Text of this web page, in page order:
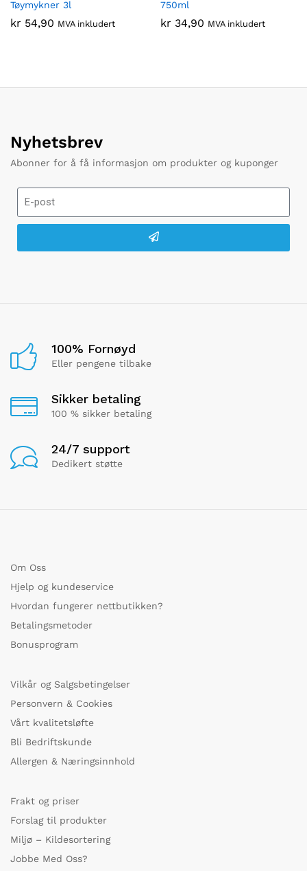
Tøymykner 3l
kr 54,90 MVA inkludert
750ml
kr 34,90 MVA inkludert
Nyhetsbrev
Abonner for å få informasjon om produkter og kuponger
100% Fornøyd
Eller pengene tilbake
Sikker betaling
100 % sikker betaling
24/7 support
Dedikert støtte
Om Oss
Hjelp og kundeservice
Hvordan fungerer nettbutikken?
Betalingsmetoder
Bonusprogram
Vilkår og Salgsbetingelser
Personvern & Cookies
Vårt kvalitetsløfte
Bli Bedriftskunde
Allergen & Næringsinnhold
Frakt og priser
Forslag til produkter
Miljø – Kildesortering
Jobbe Med Oss?